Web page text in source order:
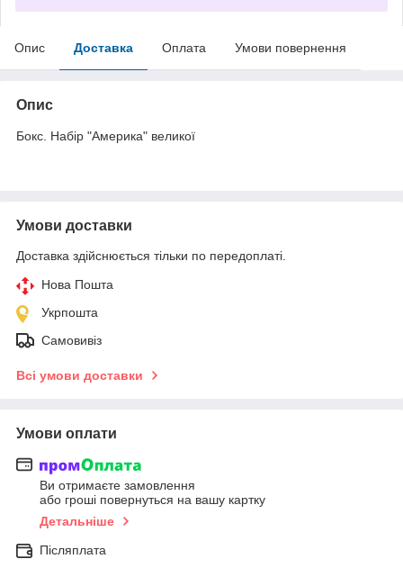
Опис Доставка Оплата Умови повернення
Опис
Бокс. Набір "Америка" великої
Умови доставки
Доставка здійснюється тільки по передоплаті.
Нова Пошта
Укрпошта
Самовивіз
Всі умови доставки
Умови оплати
Ви отримаєте замовлення
або гроші повернуться на вашу картку
Детальніше
Післяплата